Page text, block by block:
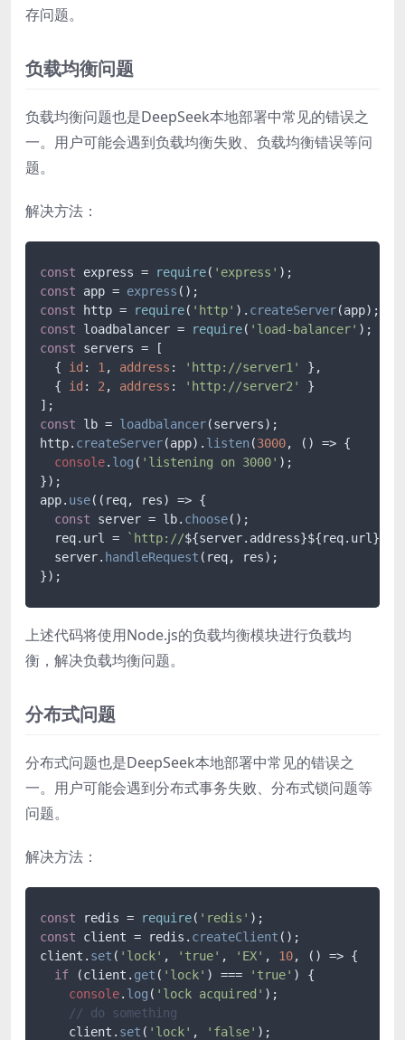
存问题。
负载均衡问题
负载均衡问题也是DeepSeek本地部署中常见的错误之
一。用户可能会遇到负载均衡失败、负载均衡错误等问
题。
解决方法：
const express = require( 'express'
const app = express
const http = require( 'http' ). createServer
const loadbalancer = require( 'load-balancer'
const servers = [
  {
id : 1 , address : 'http://server1'
},
  {
id : 2 , address : 'http://server2'
}
const lb = loadbalancer(servers);
http. createServer(app). listen(3000, () => {
console. log ( 'listening on 3000' );
});
app. use( ( req, res) => {
const server = lb. choose();
  req.
url = `http://${server.address}${req.url}
  server.
handleRequest (req, res);
上述代码将使用Node.js的负载均衡模块进行负载均
衡，解决负载均衡问题。
分布式问题
分布式问题也是DeepSeek本地部署中常见的错误之
一。用户可能会遇到分布式事务失败、分布式锁问题等
问题。
解决方法：
const redis = require( 'redis'
const client = redis. createClient ();
client. set ( 'lock' , 'true' , 'EX' , 10, () => {
if (client. get ( 'lock' ) === 'true' ) {
console. log ( 'lock acquired' );
// do something
    client.
set ( 'lock' , 'false' );